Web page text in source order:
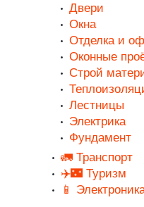
Двери
Окна
Отделка и
Оконные
Строй
Лестницы
Электрика
Фундамент
🚛 Транспорт
✈️🌃 Туризм
📱